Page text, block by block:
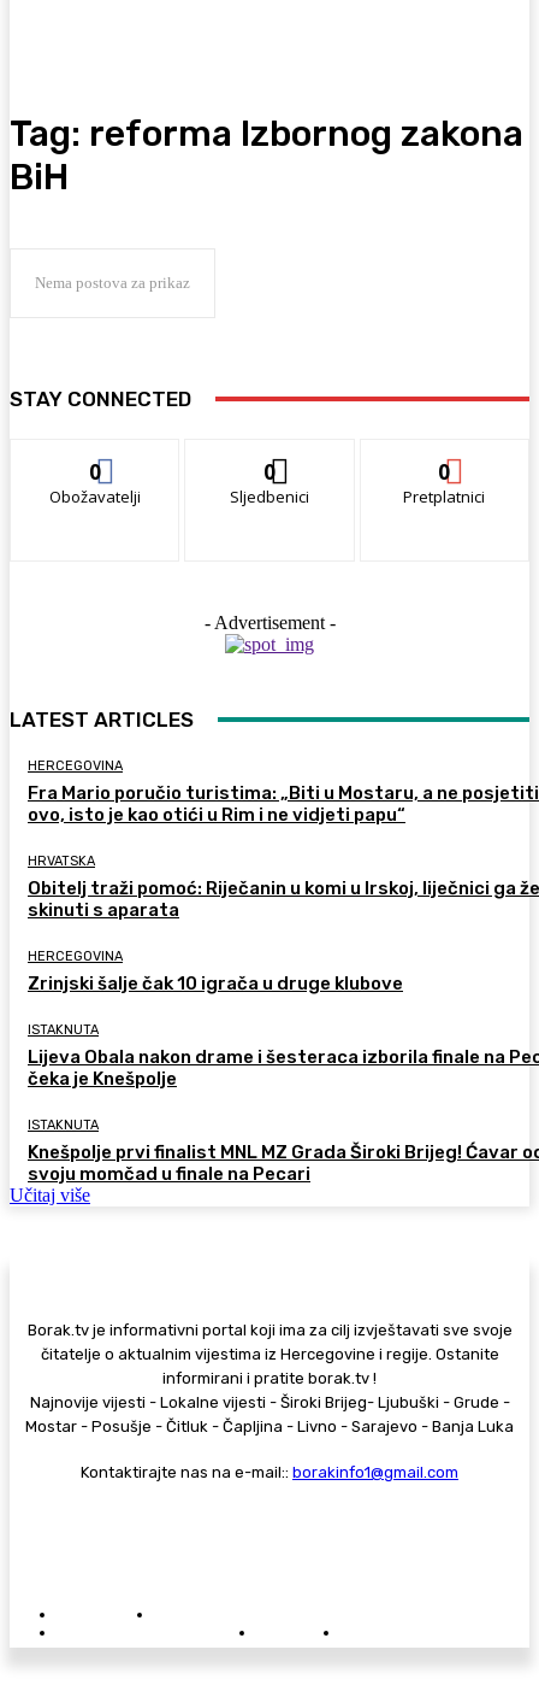
Tag: reforma Izbornog zakona
BiH
Nema postova za prikaz
STAY CONNECTED
0
Obožavatelji
0
Sljedbenici
0
Pretplatnici
- Advertisement -
LATEST ARTICLES
HERCEGOVINA
Fra Mario poručio turistima: „Biti u Mostaru, a ne posjetiti
ovo, isto je kao otići u Rim i ne vidjeti papu“
HRVATSKA
Obitelj traži pomoć: Riječanin u komi u Irskoj, liječnici ga
skinuti s aparata
HERCEGOVINA
Zrinjski šalje čak 10 igrača u druge klubove
ISTAKNUTA
Lijeva Obala nakon drame i šesteraca izborila finale na
čeka je Knešpolje
ISTAKNUTA
Knešpolje prvi finalist MNL MZ Grada Široki Brijeg! Ćavar
svoju momčad u finale na Pecari
Učitaj više
Borak.tv je informativni portal koji ima za cilj izvještavati sve svoje
čitatelje o aktualnim vijestima iz Hercegovine i regije. Ostanite
informirani i pratite borak.tv !
Najnovije vijesti - Lokalne vijesti - Široki Brijeg- Ljubuški - Grude -
Mostar - Posušje - Čitluk - Čapljina - Livno - Sarajevo - Banja Luka
Kontaktirajte nas na e-mail:: borakinfo1@gmail.com